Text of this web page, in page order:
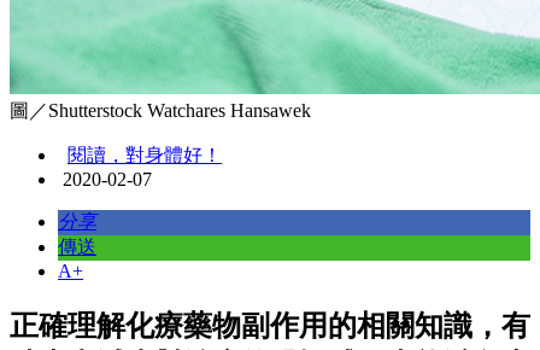
圖／Shutterstock Watchares Hansawek
閱讀，對身體好！
2020-02-07
分享
傳送
A+
正確理解化療藥物副作用的相關知識，有